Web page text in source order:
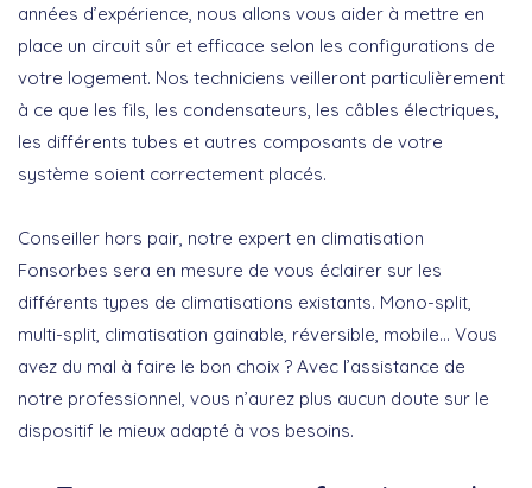
années d’expérience, nous allons vous aider à mettre en
place un circuit sûr et efficace selon les configurations de
votre logement. Nos techniciens veilleront particulièrement
à ce que les fils, les condensateurs, les câbles électriques,
les différents tubes et autres composants de votre
système soient correctement placés.
Conseiller hors pair, notre expert en climatisation
Fonsorbes sera en mesure de vous éclairer sur les
différents types de climatisations existants. Mono-split,
multi-split, climatisation gainable, réversible, mobile… Vous
avez du mal à faire le bon choix ? Avec l’assistance de
notre professionnel, vous n’aurez plus aucun doute sur le
dispositif le mieux adapté à vos besoins.